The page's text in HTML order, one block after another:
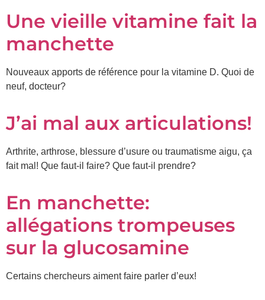
Une vieille vitamine fait la
manchette
Nouveaux apports de référence pour la vitamine D. Quoi de
neuf, docteur?
J’ai mal aux articulations!
Arthrite, arthrose, blessure d’usure ou traumatisme aigu, ça
fait mal! Que faut-il faire? Que faut-il prendre?
En manchette:
allégations trompeuses
sur la glucosamine
Certains chercheurs aiment faire parler d’eux!